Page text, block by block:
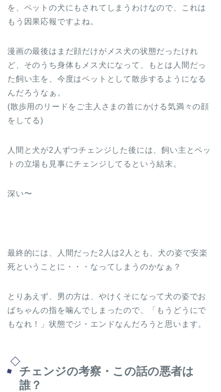
を、ペットの犬にもされてしまうわけなので、これは
もう因果応報ですよね。
漫画の最後はまだ顔だけがメス犬の状態だったけれ
ど、そのうち身体もメス犬になって、もとは人間だっ
た飼い主を、今度はペットとして散歩するようになる
んだろうなぁ。
(散歩用のリードをご主人さまの首にかける気満々の顔
をしてる)
人間と犬が2人ずつチェンジした後には、飼い主とペッ
トの立場も見事にチェンジしてるという結末。
深い〜
最終的には、人間だった2人は2人とも、犬の姿で安楽
死ということに・・・なってしまうのかなぁ？
とりあえず、男の方は、やけくそになって犬の姿でお
ばちゃんの指を噛んでしまったので、「もうどうにで
もなれ！」状態でジ・エンドなんだろうと思います。
チェンジの考察・この話の悪者は
誰？